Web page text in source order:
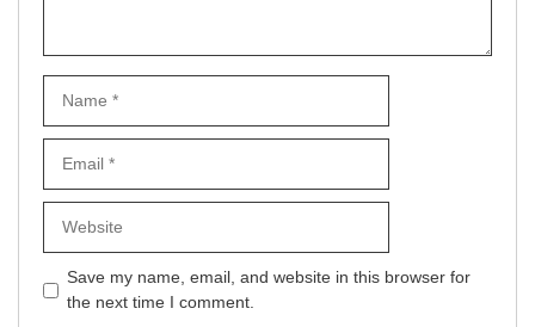
Save my name, email, and website in this browser for
the next time I comment.